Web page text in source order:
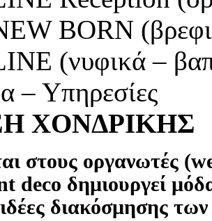
BORN
(νυφικά –
– Υπηρεσίες
ΧΟΝΔΡΙΚΗΣ
στους οργανωτές
deco δημιουργεί
διακόσμησης